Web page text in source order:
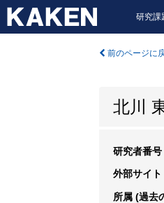
研究課
前のページに
北川
研究者番号
外部サイト
所属 (過去